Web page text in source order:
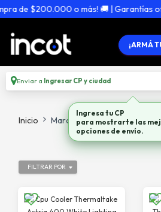
de $200.000 o más! 🚚 | Garantías
¡ARMÁ
Enviar a Ingresar CP y ciudad
Inicio Marca Thermaltake
FILTRAR POR
Ingresa tu CP
para mostrarte las
opciones de envío.